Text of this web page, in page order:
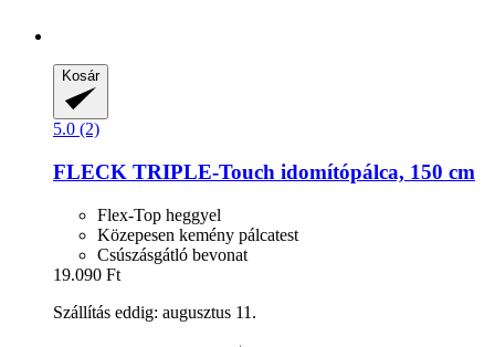
Kosár
5.0 (2)
FLECK TRIPLE-​Touch idomítópálca, 150 cm
Flex-Top heggyel
Közepesen kemény pálcatest
Csúszásgátló bevonat
19.090 Ft
Szállítás eddig: augusztus 11.